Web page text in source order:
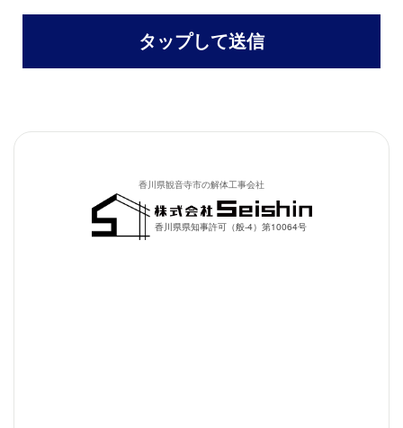
香川県観音寺市の解体工事会社
香川県県知事許可（般-4）第10064号